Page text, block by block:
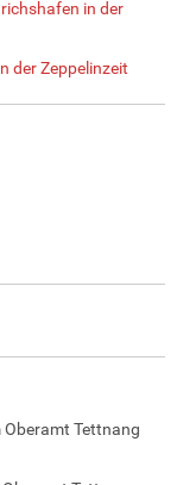
in der
der Zeppelinzeit
Tettnang